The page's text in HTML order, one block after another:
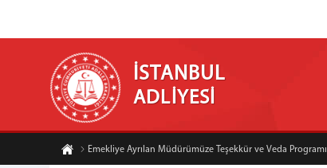
İSTANBUL
ADLİYESİ
Emekliye Ayrılan Müdürümüze Teşekkür ve Veda Programı